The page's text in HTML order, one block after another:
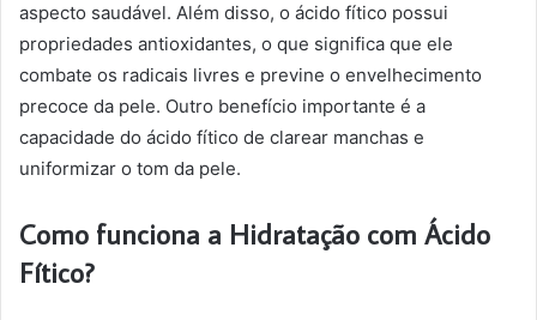
aspecto saudável. Além disso, o ácido fítico possui
propriedades antioxidantes, o que significa que ele
combate os radicais livres e previne o envelhecimento
precoce da pele. Outro benefício importante é a
capacidade do ácido fítico de clarear manchas e
uniformizar o tom da pele.
Como funciona a Hidratação com Ácido
Fítico?